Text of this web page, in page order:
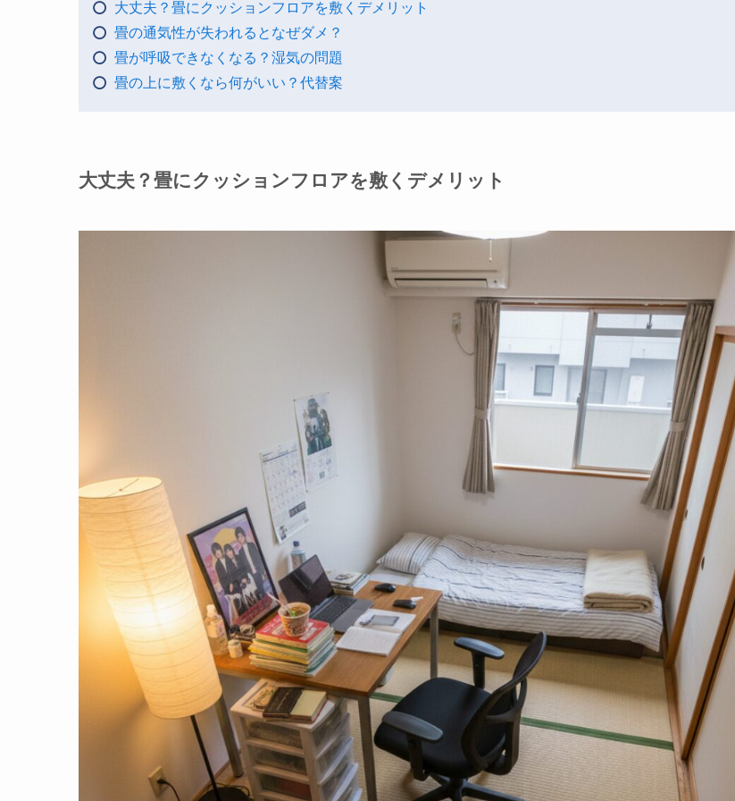
大丈夫？畳にクッションフロアを敷くデメリット
畳の通気性が失われるとなぜダメ？
畳が呼吸できなくなる？湿気の問題
畳の上に敷くなら何がいい？代替案
大丈夫？畳にクッションフロアを敷くデメリット